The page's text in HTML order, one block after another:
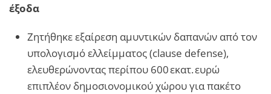
έξοδα
Ζητήθηκε εξαίρεση αμυντικών δαπανών από τον
υπολογισμό ελλείμματος (clause defense),
ελευθερώνοντας περίπου 600 εκατ. ευρώ
επιπλέον δημοσιονομικού χώρου για πακέτο